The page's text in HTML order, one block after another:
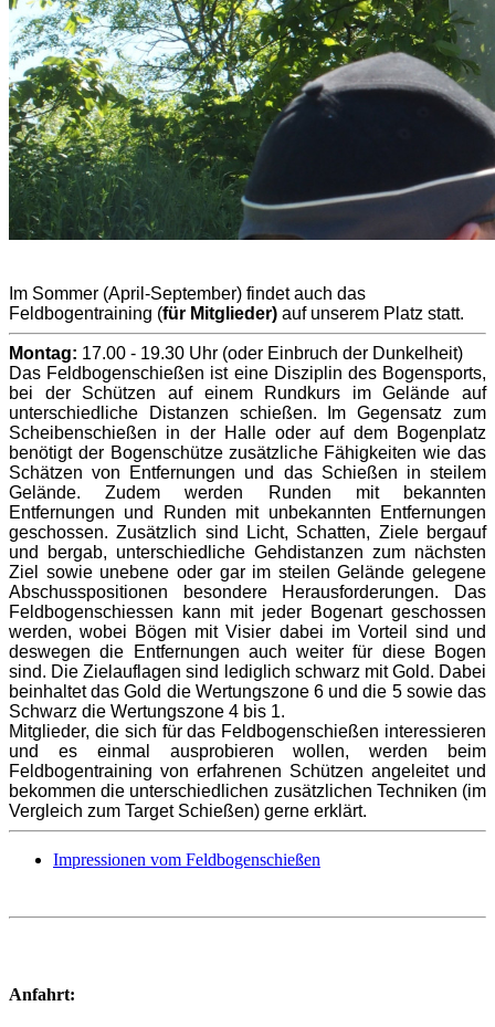
Im Sommer (April-September) findet auch das
Feldbogentraining (für Mitglieder) auf unserem Platz statt.
Montag: 17.00 - 19.30 Uhr (oder Einbruch der Dunkelheit)
Das Feldbogenschießen ist eine Disziplin des Bogensports,
bei der Schützen auf einem Rundkurs im Gelände auf
unterschiedliche Distanzen schießen. Im Gegensatz zum
Scheibenschießen in der Halle oder auf dem Bogenplatz
benötigt der Bogenschütze zusätzliche Fähigkeiten wie das
Schätzen von Entfernungen und das Schießen in steilem
Gelände. Zudem werden Runden mit bekannten
Entfernungen und Runden mit unbekannten Entfernungen
geschossen. Zusätzlich sind Licht, Schatten, Ziele bergauf
und bergab, unterschiedliche Gehdistanzen zum nächsten
Ziel sowie unebene oder gar im steilen Gelände gelegene
Abschusspositionen besondere Herausforderungen. Das
Feldbogenschiessen kann mit jeder Bogenart geschossen
werden, wobei Bögen mit Visier dabei im Vorteil sind und
deswegen die Entfernungen auch weiter für diese Bogen
sind. Die Zielauflagen sind lediglich schwarz mit Gold. Dabei
beinhaltet das Gold die Wertungszone 6 und die 5 sowie das
Schwarz die Wertungszone 4 bis 1.
Mitglieder, die sich für das Feldbogenschießen interessieren
und es einmal ausprobieren wollen, werden beim
Feldbogentraining von erfahrenen Schützen angeleitet und
bekommen die unterschiedlichen zusätzlichen Techniken (im
Vergleich zum Target Schießen) gerne erklärt.
Impressionen vom Feldbogenschießen
Anfahrt: